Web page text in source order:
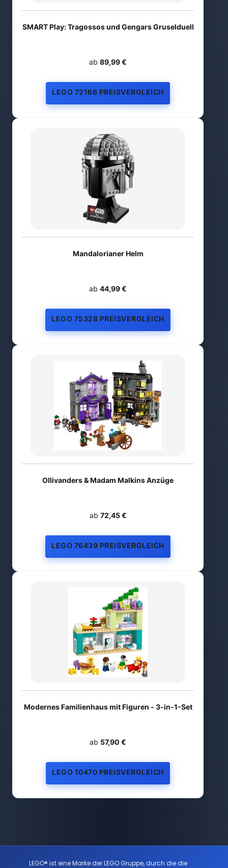
SMART Play: Tragossos und Gengars Gruselduell
ab 89,99 €
LEGO 72166 PREISVERGLEICH
Mandalorianer Helm
ab 44,99 €
LEGO 75328 PREISVERGLEICH
Ollivanders & Madam Malkins Anzüge
ab 72,45 €
LEGO 76439 PREISVERGLEICH
Modernes Familienhaus mit Figuren - 3-in-1-Set
ab 57,90 €
LEGO 10470 PREISVERGLEICH
LEGO® ist eine Marke der LEGO Gruppe, durch die die